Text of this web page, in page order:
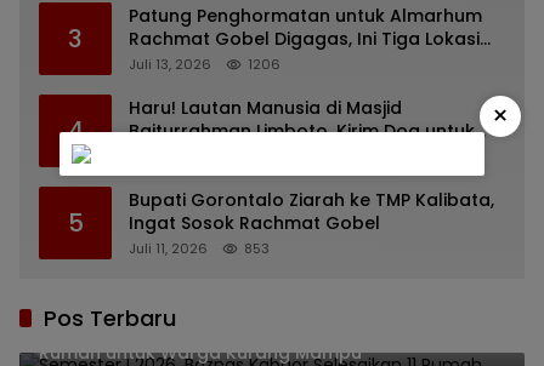
3
Patung Penghormatan untuk Almarhum
Rachmat Gobel Digagas, Ini Tiga Lokasi
yang Diusulkan
Juli 13, 2026 1206
4
Haru! Lautan Manusia di Masjid
Baiturrahman Limboto, Kirim Doa untuk
5
Bupati Gorontalo Ziarah ke TMP Kalibata,
Ingat Sosok Rachmat Gobel
Juli 11, 2026 853
Pos Terbaru
Semester I 2026, Baznas Kabgor Selesaikan 11
Rumah untuk Warga Kurang Mampu
×